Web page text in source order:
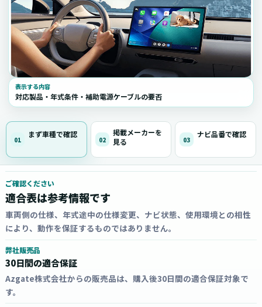
表示する内容
対応製品・年式条件・補助電源ケーブルの要否
01
まず車種で確認
02
掲載メーカーを
見る
03
ナビ品番で確認
ご確認ください
適合表は参考情報です
車両側の仕様、年式途中の仕様変更、ナビ状態、使用環境との相性
により、動作を保証するものではありません。
弊社販売品
30日間の適合保証
Azgate株式会社からの販売品は、購入後30日間の適合保証対象で
す。